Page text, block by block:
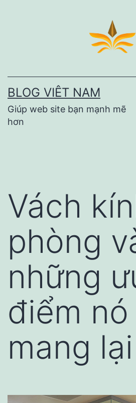
BLOG VIÊT NAM
Giúp web site bạn mạnh mẽ
hơn
Vách
phòng
những
điểm nó
mang lại